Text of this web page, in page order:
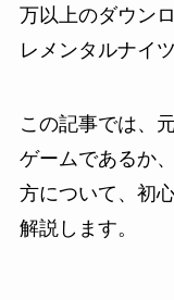
万以上のダウン
レメンタルナイ
この記事では、
ゲームであるか
方について、初
解説します。